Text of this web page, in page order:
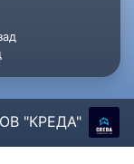
"КРЕДА"